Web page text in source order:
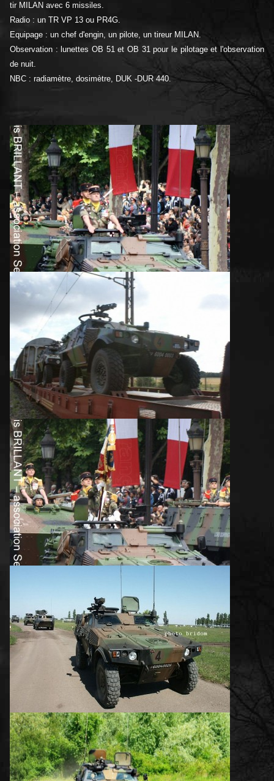
tir MILAN avec 6 missiles.
Radio : un TR VP 13 ou PR4G.
Equipage : un chef d'engin, un pilote, un tireur MILAN.
Observation : lunettes OB 51 et OB 31 pour le pilotage et l'observation
de nuit.
NBC : radiamètre, dosimètre, DUK -DUR 440.